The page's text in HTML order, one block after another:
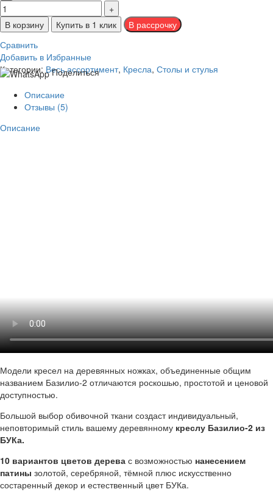
В корзину
Купить в 1 клик
Сравнить
Добавить в Избранные
Категории: Весь ассортимент, Кресла, Столы и стулья
Поделиться
Описание
Отзывы (5)
Описание
Модели кресел на деревянных ножках, объединенные общим
названием Базилио-2 отличаются роскошью, простотой и ценовой
доступностью.
Большой выбор обивочной ткани создаст индивидуальный,
неповторимый стиль вашему деревянному креслу Базилио-2 из
БУКа.
10 вариантов цветов дерева с возможностью нанесением
патины золотой, серебряной, тёмной плюс искусственно
состаренный декор и естественный цвет БУКа.